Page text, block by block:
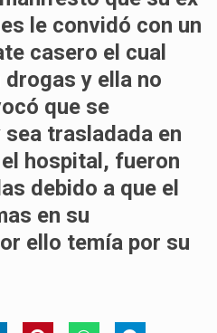
le convidó con un
casero el cual
y ella no
que se
trasladada en
hospital, fueron
debido a que el
en su
ello temía por su